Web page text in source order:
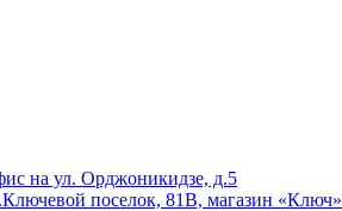
на ул. Орджоникидзе, д.5
поселок, 81В, магазин «Ключ»